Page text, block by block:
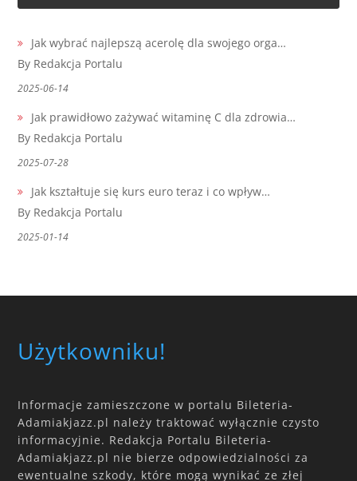
Jak wybrać najlepszą acerolę dla swojego orga…
By Redakcja Portalu
2025-06-14
Jak prawidłowo zażywać witaminę C dla zdrowia…
By Redakcja Portalu
2025-07-28
Jak kształtuje się kurs euro teraz i co wpływ…
By Redakcja Portalu
2025-01-14
Użytkowniku!
Informacje zamieszczone w portalu Bileteria-
Adamiakjazz.pl należy traktować wyłącznie czysto
informacyjnie. Redakcja Portalu Bileteria-
Adamiakjazz.pl nie bierze odpowiedzialności za
ewentualne szkody, które mogą wynikać ze złej